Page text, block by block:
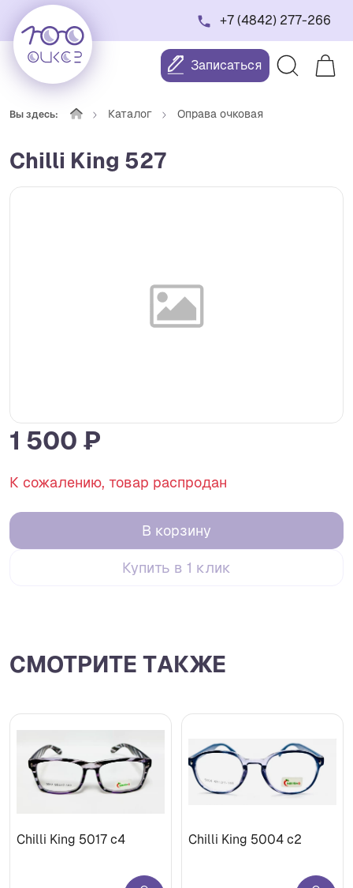
+7 (4842) 277-266
Записаться
Вы здесь: Каталог Оправа очковая
Chilli King 527
1 500 ₽
К сожалению, товар распродан
В корзину
Купить в 1 клик
СМОТРИТЕ ТАКЖЕ
Chilli King 5017 с4 Chilli King 5004 с2